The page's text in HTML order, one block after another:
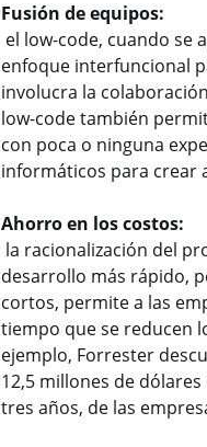
Fusión de equipos:
el low-code, cuando se
enfoque interfuncional
involucra la
low-code también
con poca o ninguna
informáticos para crear
Ahorro en los costos:
la racionalización del
desarrollo más rápido,
cortos, permite a las
tiempo que se reducen
ejemplo, Forrester
12,5 millones de
tres años, de las